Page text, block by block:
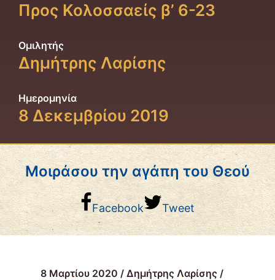
Προς Κολοσσαείς β’ 6-23
Ομιλητής
Δημήτρης Λαρίσης
Ημερομηνία
8 Δεκεμβρίου 2019
Μοιράσου την αγάπη του Θεού
Facebook Tweet
8 Μαρτίου 2020 / Δημήτρης Λαρίσης /